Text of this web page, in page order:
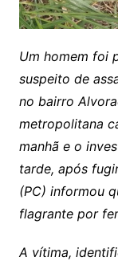
Um homem foi
suspeito de
no bairro
metropolitana
manhã e o
tarde, após
(PC) informou
flagrante por
A vítima,